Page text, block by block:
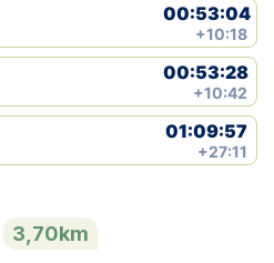
00:53:04
+10:18
00:53:28
+10:42
01:09:57
+27:11
3,70km